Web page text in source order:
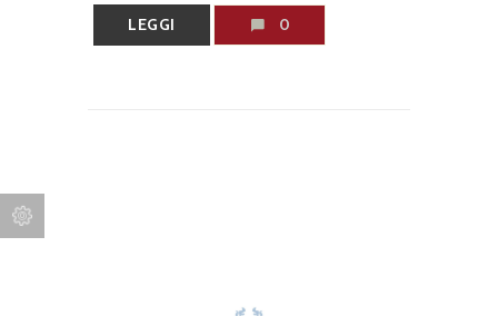
LEGGI 0